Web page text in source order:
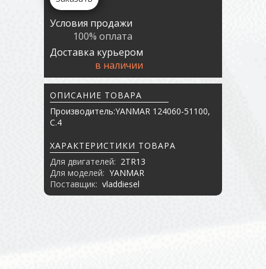
Условия продажи
100% оплата
Доставка курьером
в наличии
ОПИСАНИЕ ТОВАРА
Производитель:YANMAR 124060-51100,
C.4
ХАРАКТЕРИСТИКИ ТОВАРА
Для двигателей: 2TR13
Для моделей: YANMAR
Поставщик: vladdiesel